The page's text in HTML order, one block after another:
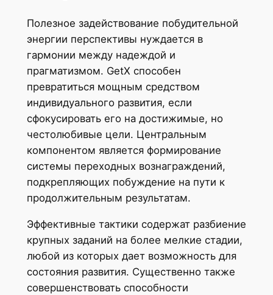
Полезное задействование побудительной
энергии перспективы нуждается в
гармонии между надеждой и
прагматизмом. GetX способен
превратиться мощным средством
индивидуального развития, если
сфокусировать его на достижимые, но
честолюбивые цели. Центральным
компонентом является формирование
системы переходных вознаграждений,
подкрепляющих побуждение на пути к
продолжительным результатам.
Эффективные тактики содержат разбиение
крупных заданий на более мелкие стадии,
любой из которых дает возможность для
состояния развития. Существенно также
совершенствовать способности